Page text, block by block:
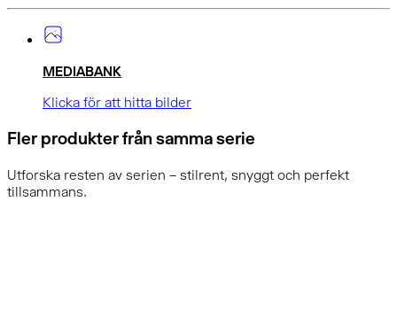
MEDIABANK
Klicka för att hitta bilder
Fler produkter från samma serie
Utforska resten av serien – stilrent, snyggt och perfekt
tillsammans.